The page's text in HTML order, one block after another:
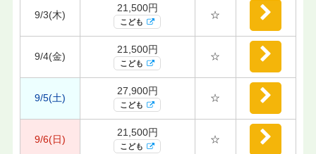
9/3(木)
21,500円
こども
☆
9/4(金)
21,500円
こども
☆
9/5(土)
27,900円
こども
☆
9/6(日)
21,500円
こども
☆